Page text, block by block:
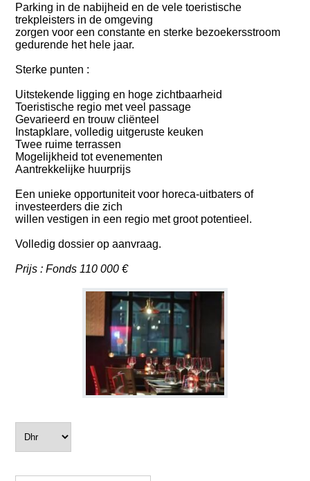
Parking in de nabijheid en de vele toeristische
trekpleisters in de omgeving
zorgen voor een constante en sterke bezoekersstroom
gedurende het hele jaar.
Sterke punten :
Uitstekende ligging en hoge zichtbaarheid
Toeristische regio met veel passage
Gevarieerd en trouw cliënteel
Instapklare, volledig uitgeruste keuken
Twee ruime terrassen
Mogelijkheid tot evenementen
Aantrekkelijke huurprijs
Een unieke opportuniteit voor horeca-uitbaters of
investeerders die zich
willen vestigen in een regio met groot potentieel.
Volledig dossier op aanvraag.
Prijs : Fonds 110 000 €